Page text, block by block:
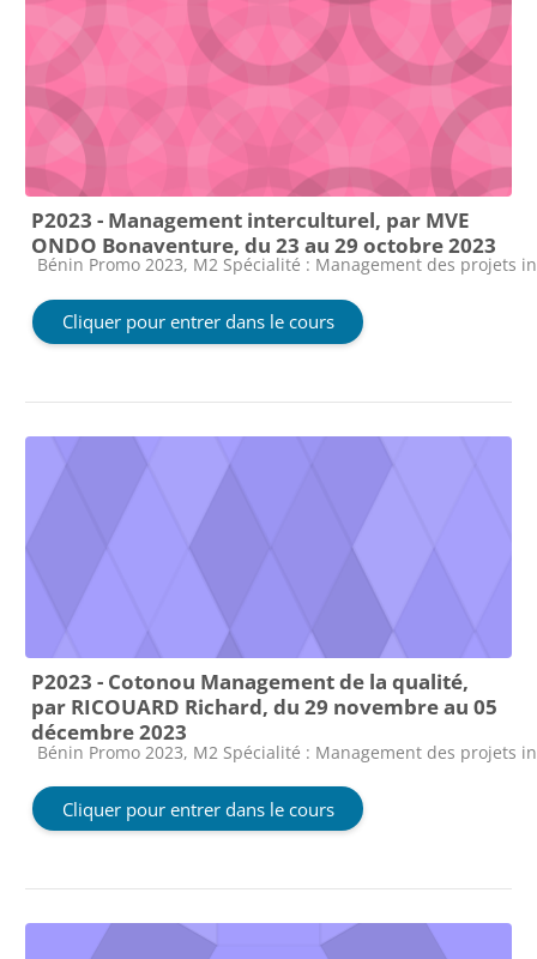
P2023 - Management interculturel, par MVE
ONDO Bonaventure, du 23 au 29 octobre 2023
Catégorie de cours
Bénin Promo 2023, M2 Spécialité : Management des projets
Cliquer pour entrer dans le cours
P2023 - Cotonou Management de la qualité,
par RICOUARD Richard, du 29 novembre au 05
décembre 2023
Catégorie de cours
Bénin Promo 2023, M2 Spécialité : Management des projets
Cliquer pour entrer dans le cours